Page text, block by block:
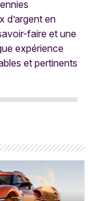
d’argent en
faire et une
expérience
et pertinents